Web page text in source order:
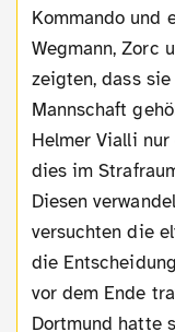
Kommando und
Wegmann, Zorc
zeigten, dass
Mannschaft
Helmer Vialli
dies im
Diesen
versuchten die
die
vor dem Ende
Dortmund hatte